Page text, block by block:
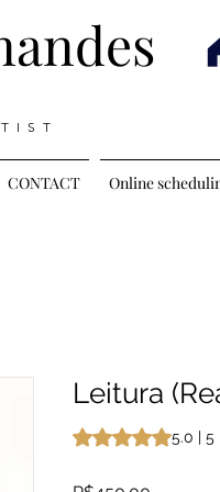
CONTACT Online
I S T
Leitura
Rating is 5.0 out
5.0 | 5